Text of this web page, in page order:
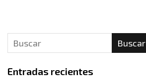
Buscar
Entradas recientes